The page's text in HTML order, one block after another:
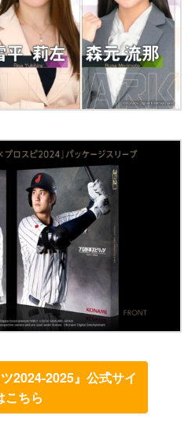
2024-2025』公式サイ
こちら